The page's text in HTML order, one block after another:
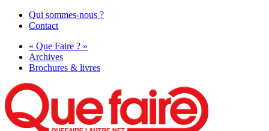
Qui sommes-nous ?
Contact
« Que Faire ? »
Archives
Brochures & livres